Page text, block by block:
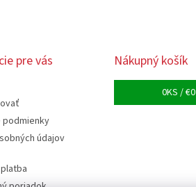
pre vás
podmienky
údajov
Nákupný košík
0KS /€0